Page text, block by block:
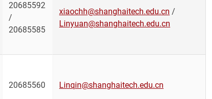
20685592
/
20685585
xiaochh@shanghaitech.edu.cn /
Linyuan@shanghaitech.edu.cn
20685560 Linqin@shanghaitech.edu.cn